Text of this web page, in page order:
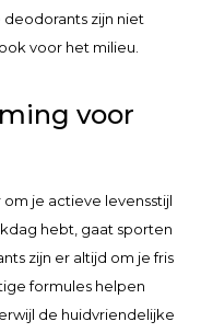
zijn niet
voor het milieu.
voor
je actieve levensstijl
hebt, gaat sporten
zijn er altijd om je fris
formules helpen
de huidvriendelijke